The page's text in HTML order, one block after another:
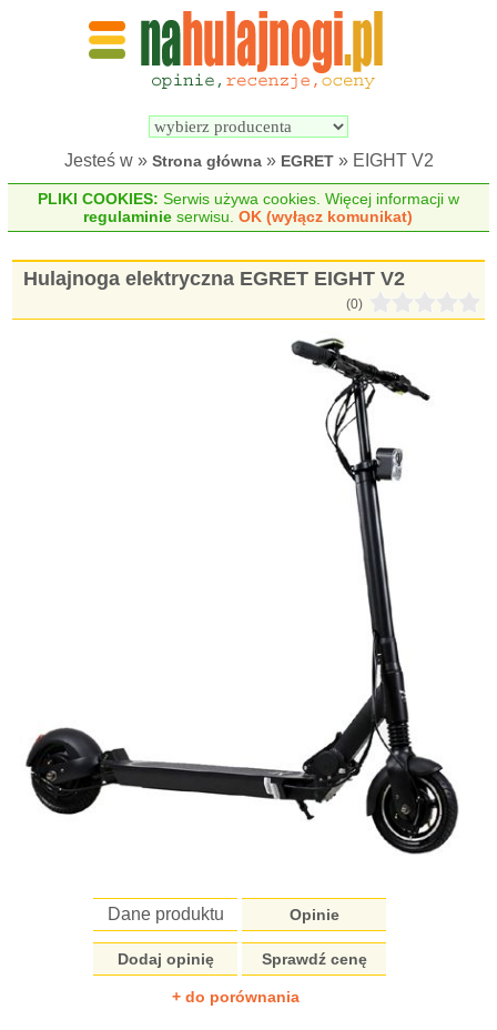
Wyszukiwarka
elektrycznych
Jesteś w » Strona główna» EGRET» EIGHT V2
PLIKI COOKIES: Serwis używa cookies. Więcej informacji w
regulaminie serwisu.OK (wyłącz komunikat)
Hulajnoga elektryczna EGRET EIGHT V2
(0)
Dane produktu Opinie
Dodaj opinię Sprawdź cenę
+ do porównania